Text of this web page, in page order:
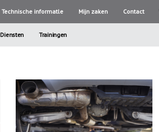
Technische informatle Mijn zaken Contact
Diensten Trainingen